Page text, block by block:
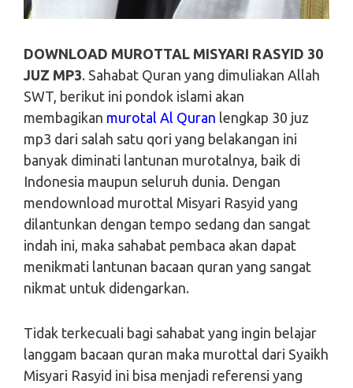
DOWNLOAD MUROTTAL MISYARI RASYID 30
JUZ MP3. Sahabat Quran yang dimuliakan Allah
SWT, berikut ini pondok islami akan
membagikan murotal Al Quran lengkap 30 juz
mp3 dari salah satu qori yang belakangan ini
banyak diminati lantunan murotalnya, baik di
Indonesia maupun seluruh dunia. Dengan
mendownload murottal Misyari Rasyid yang
dilantunkan dengan tempo sedang dan sangat
indah ini, maka sahabat pembaca akan dapat
menikmati lantunan bacaan quran yang sangat
nikmat untuk didengarkan.
Tidak terkecuali bagi sahabat yang ingin belajar
langgam bacaan quran maka murottal dari Syaikh
Misyari Rasyid ini bisa menjadi referensi yang